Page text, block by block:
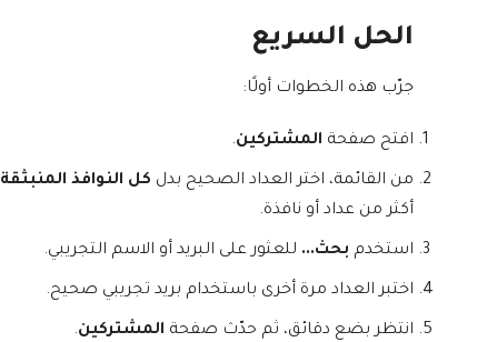
الحل السريع
جرّب هذه الخطوات أولًا:
افتح صفحة المشتركين.
من القائمة، اختر العداد الصحيح بدل كل النوافذ المنبثقة
أكثر من عداد أو نافذة.
استخدم بحث... للعثور على البريد أو الاسم التجريبي.
اختبر العداد مرة أخرى باستخدام بريد تجريبي صحيح.
انتظر بضع دقائق، ثم حدّث صفحة المشتركين.